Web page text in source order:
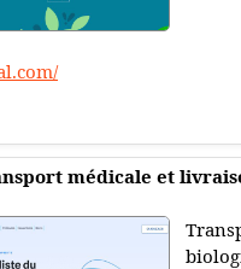
médicale et